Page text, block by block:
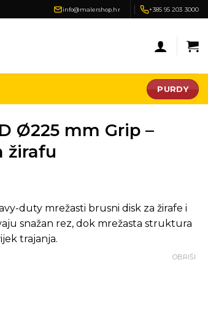
info@malershop.hr +385 95 203 3000
PURDY
Ø225 mm Grip –
žirafu
duty mrežasti brusni disk za žirafe i
snažan rez, dok mrežasta struktura
trajanja.
OBRIŠI